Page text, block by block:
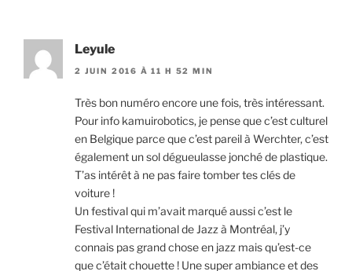
Leyule
2 JUIN 2016 À 11 H 52 MIN
Très bon numéro encore une fois, très intéressant.
Pour info kamuirobotics, je pense que c’est culturel
en Belgique parce que c’est pareil à Werchter, c’est
également un sol dégueulasse jonché de plastique.
T’as intérêt à ne pas faire tomber tes clés de
voiture !
Un festival qui m’avait marqué aussi c’est le
Festival International de Jazz à Montréal, j’y
connais pas grand chose en jazz mais qu’est-ce
que c’était chouette ! Une super ambiance et des